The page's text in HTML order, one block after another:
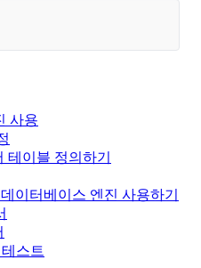
사용
테이블 정의하기
데이터베이스 엔진 사용하기
스트